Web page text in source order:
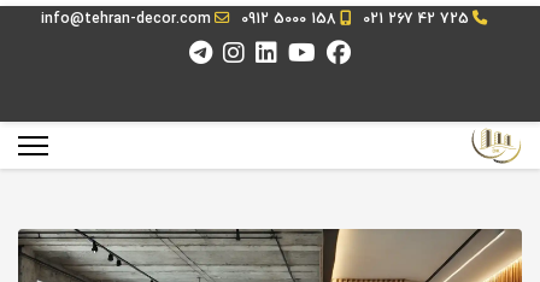
021 267 42 725
0912 5000 158
info@tehran-decor.com